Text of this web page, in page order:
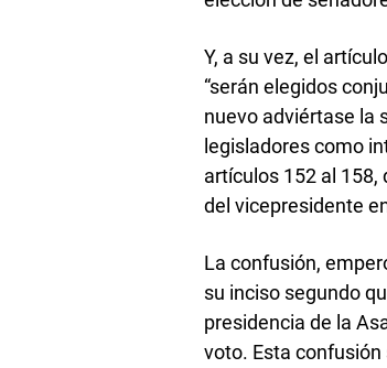
Y, a su vez, el
“serán elegidos
nuevo adviértase la
legisladores como
artículos 152 al 158,
del vicepresidente
La confusión,
su inciso segundo
presidencia de la
voto. Esta confusión